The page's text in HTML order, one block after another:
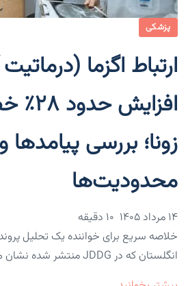
پزشکی
ارتباط اگزما
افزایش
زونا؛ بررسی پیامدها و
محدودیت‌ها
۱۴ مرداد ۱۴۰۵
خلاصه سریع برای خواننده یک تحلیل
انگلستان که در JDDG منتشر شده نشان می‌دهد افراد مبتلا…